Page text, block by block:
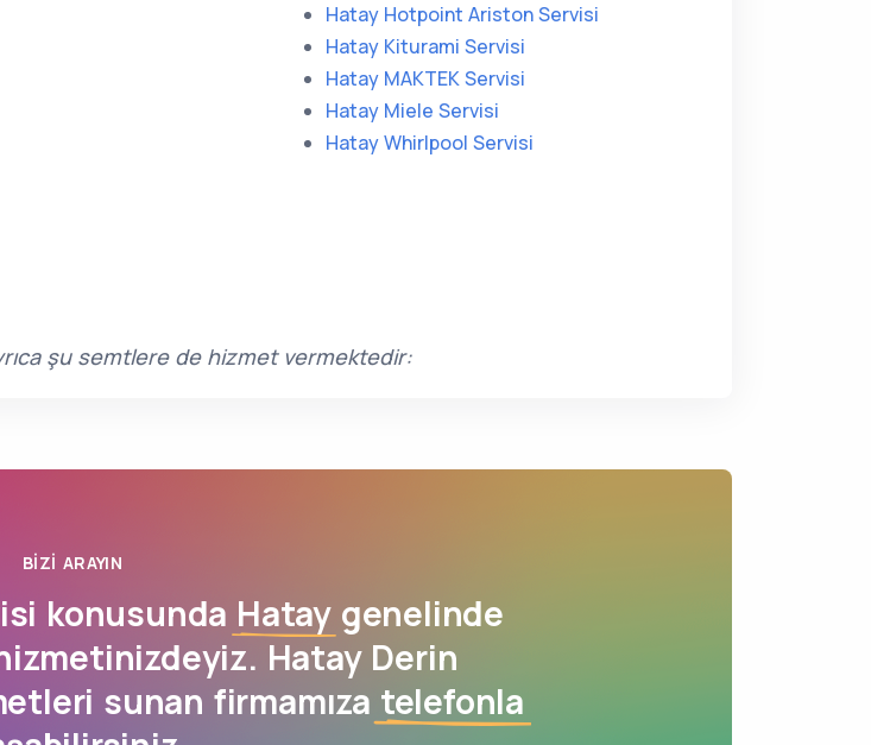
Hatay Hotpoint Ariston Servisi
Hatay Kiturami Servisi
Hatay MAKTEK Servisi
Hatay Miele Servisi
Hatay Whirlpool Servisi
şu semtlere de hizmet vermektedir:
BIZI ARAYIN
konusunda Hatay genelinde
Hatay Derin
sunan firmamıza telefonla